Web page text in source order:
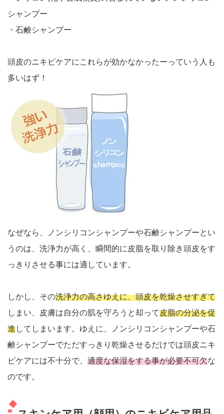
シャンプー
・石鹸シャンプー
頭皮のニキビケアにこれらが効かなかったーっていう人も
多いはず！
なぜなら、ノンシリコンシャンプーや石鹸シャンプーとい
うのは、洗浄力が高く、瞬間的に皮脂を取り除き頭皮をす
っきりさせる事には適しています。
しかし、その洗浄力の高さゆえに、頭皮を乾燥させすぎて
しまい、皮膚は自分の肌を守ろうと却って皮脂の分泌を促
進してしまいます。ゆえに、ノンシリコンシャンプーや石
鹸シャンプーでただすっきり乾燥させるだけでは頭皮ニキ
ビケアには不十分で、 適度な保湿をする事が必要不可欠な
のです。